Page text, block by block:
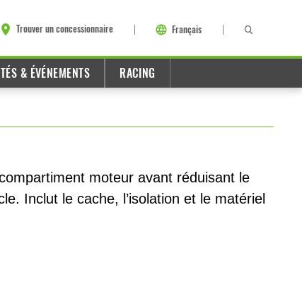
Trouver un concessionnaire Français
& ÉVÉNEMENTS RACING
moteur avant réduisant le
Inclut le cache, l’isolation et le matériel